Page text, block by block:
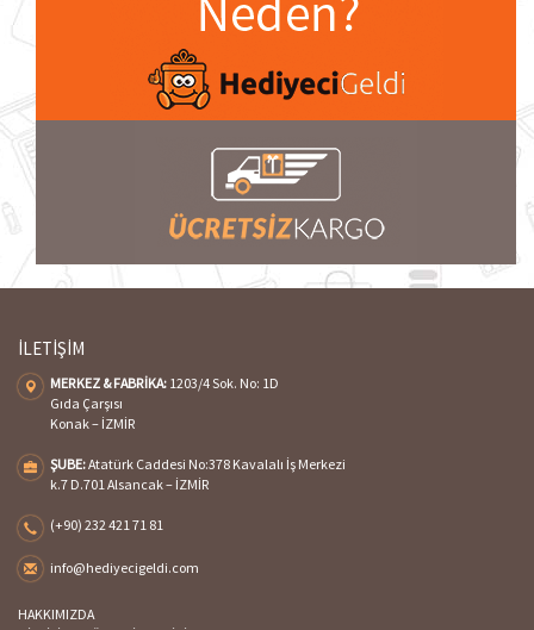
İLETİŞİM
MERKEZ & FABRİKA: 1203/4 Sok. No: 1D
Gıda Çarşısı
Konak – İZMİR
ŞUBE:Atatürk Caddesi No:378 Kavalalı İş Merkezi
k.7 D.701 Alsancak – İZMİR
(+90) 232 421 71 81
info@hediyecigeldi.com
HAKKIMIZDA